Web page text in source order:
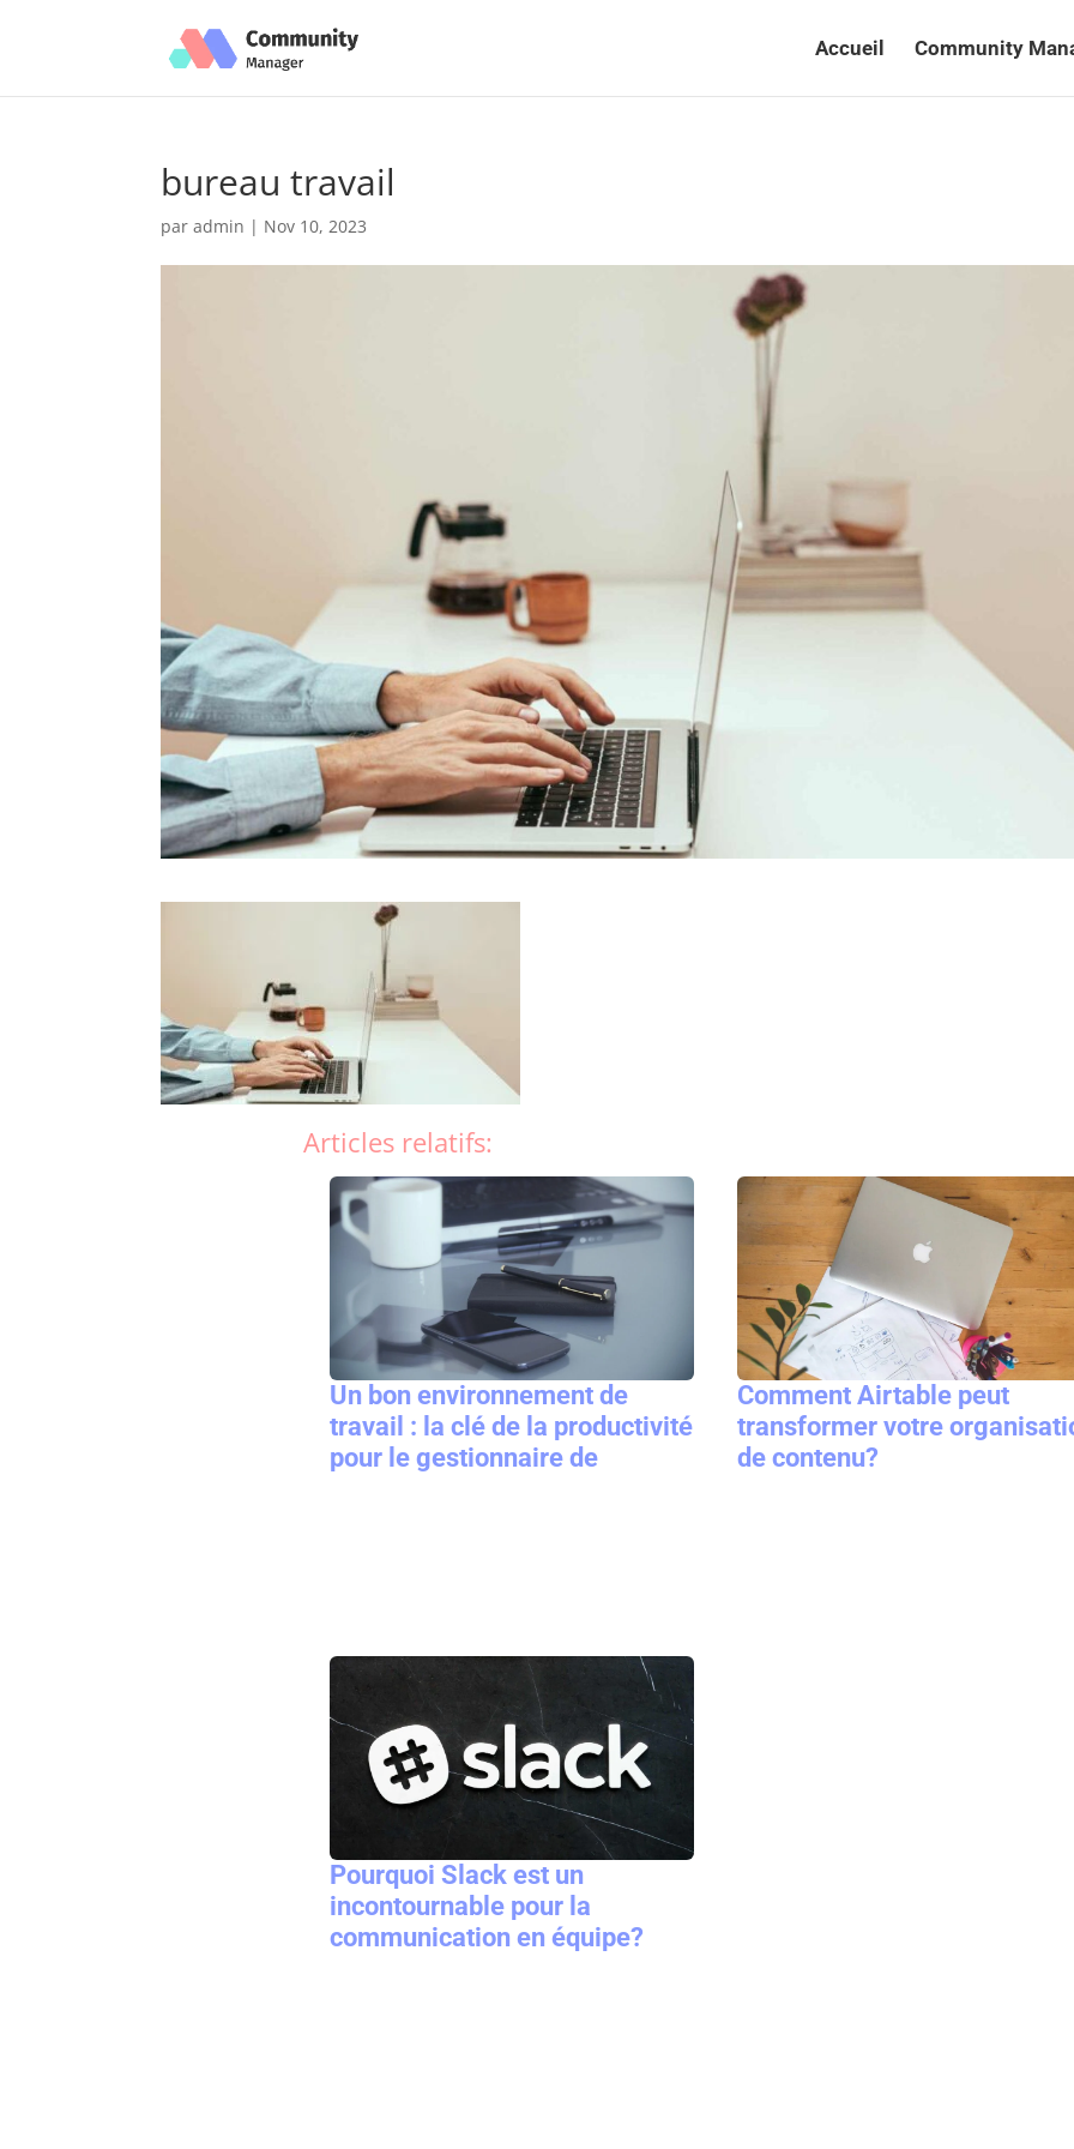
Accueil Community
bureau travail
paradmin | Nov 10, 2023
Articles relatifs:
Un bon environnement de
travail : la clé de la productivité
pour le gestionnaire de
Comment Airtable peut
transformer votre
de contenu?
Pourquoi Slack est un
incontournable pour la
communication en équipe?